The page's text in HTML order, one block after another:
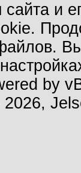
и
by